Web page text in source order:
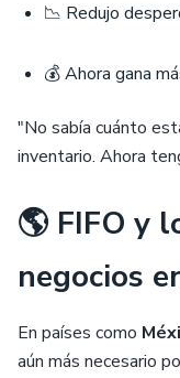
📉 Redujo
💰 Ahora gana
"No sabía cuánto
inventario. Ahora
🌎 FIFO y
negocios
En países como
aún más necesario